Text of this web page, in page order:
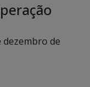
dezembro de